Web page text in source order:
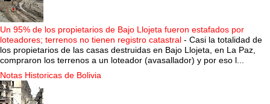
Un 95% de los propietarios de Bajo Llojeta fueron estafados por
loteadores; terrenos no tienen registro catastral - Casi la totalidad de
los propietarios de las casas destruidas en Bajo Llojeta, en La Paz,
compraron los terrenos a un loteador (avasallador) y por eso l...
Notas Historicas de Bolivia